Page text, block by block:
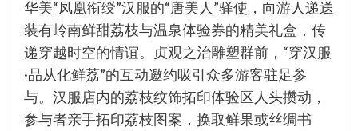
华美“凤凰衔绶”汉服的“唐美人”驿使，向游人递送
装有岭南鲜甜荔枝与温泉体验券的精美礼盒，传
递穿越时空的情谊。贞观之治雕塑群前，“穿汉服
·品从化鲜荔”的互动邀约吸引众多游客驻足参
与。汉服店内的荔枝纹饰拓印体验区人头攒动，
参与者亲手拓印荔枝图案，换取鲜果或丝绸书